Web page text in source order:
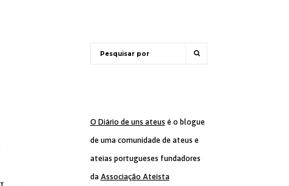
O Diário de uns ateus é o blogue
de uma comunidade de ateus e
ateias portugueses fundadores
da Associação Ateísta